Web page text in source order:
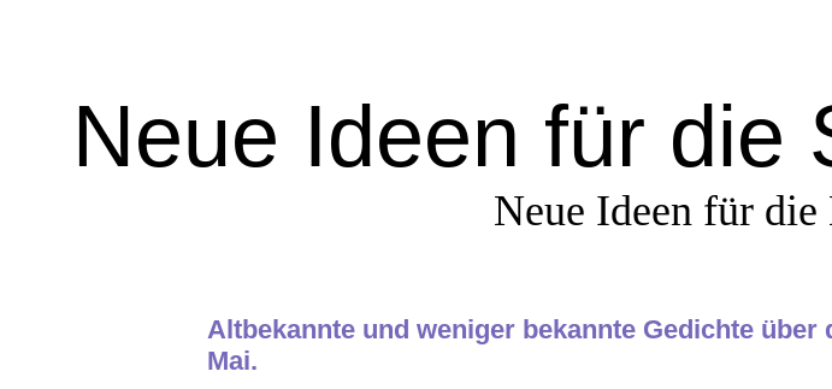
Neue Ideen für die
Neue Ideen für
Altbekannte und weniger bekannte Gedichte über
Mai.